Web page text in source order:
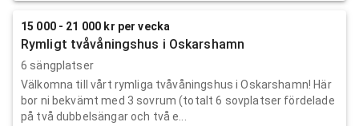
15 000 - 21 000 kr per vecka
Rymligt tvåvåningshus i Oskarshamn
6 sängplatser
Välkomna till vårt rymliga tvåvåningshus i Oskarshamn! Här
bor ni bekvämt med 3 sovrum (totalt 6 sovplatser fördelade
på två dubbelsängar och två e...